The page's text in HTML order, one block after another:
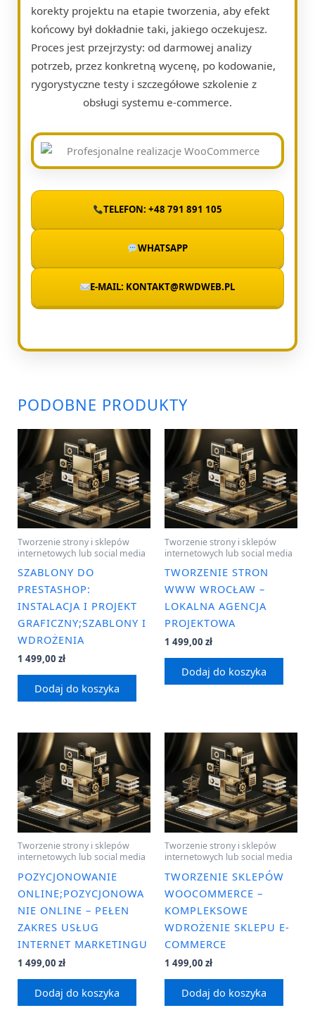
korekty projektu na etapie tworzenia, aby efekt
końcowy był dokładnie taki, jakiego oczekujesz.
Proces jest przejrzysty: od darmowej analizy
potrzeb, przez konkretną wycenę, po kodowanie,
rygorystyczne testy i szczegółowe szkolenie z
obsługi systemu e-commerce.
TELEFON: +48 791 891 105
WHATSAPP
E-MAIL: KONTAKT@RWDWEB.PL
PODOBNE PRODUKTY
Tworzenie strony i sklepów
internetowych lub social media
SZABLONY DO
PRESTASHOP:
INSTALACJA I PROJEKT
GRAFICZNY;SZABLONY I
WDROŻENIA
1 499,00 zł
Dodaj do koszyka
Tworzenie strony i sklepów
internetowych lub social media
TWORZENIE STRON
WWW WROCŁAW –
LOKALNA AGENCJA
PROJEKTOWA
1 499,00 zł
Dodaj do koszyka
Tworzenie strony i sklepów
internetowych lub social media
POZYCJONOWANIE
ONLINE;POZYCJONOWA
NIE ONLINE – PEŁEN
ZAKRES USŁUG
INTERNET MARKETINGU
1 499,00 zł
Dodaj do koszyka
Tworzenie strony i sklepów
internetowych lub social media
TWORZENIE SKLEPÓW
WOOCOMMERCE –
KOMPLEKSOWE
WDROŻENIE SKLEPU E-
COMMERCE
1 499,00 zł
Dodaj do koszyka